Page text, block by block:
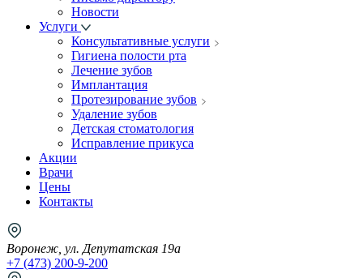
Новости
Услуги
Консультативные услуги
Гигиена полости рта
Лечение зубов
Имплантация
Протезирование зубов
Удаление зубов
Детская стоматология
Исправление прикуса
Акции
Врачи
Цены
Контакты
Воронеж, ул. Депутатская 19а
+7 (473) 200-9-200